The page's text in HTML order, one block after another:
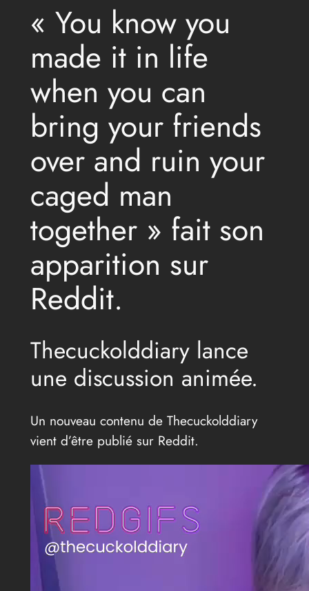
« You know you
made it in life
when you can
bring your friends
over and ruin your
caged man
together » fait son
apparition sur
Reddit.
Thecuckolddiary lance
une discussion animée.
Un nouveau contenu de Thecuckolddiary
vient d’être publié sur Reddit.